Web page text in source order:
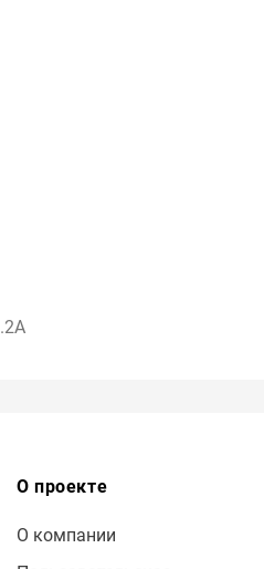
О проекте
О компании